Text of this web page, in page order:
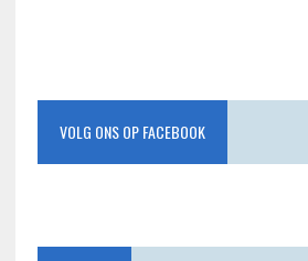
VOLG ONS OP FACEBOOK